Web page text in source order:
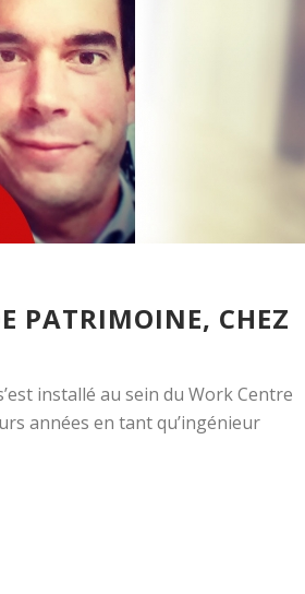
PATRIMOINE, CHEZ
installé au sein du Work Centre
années en tant qu’ingénieur